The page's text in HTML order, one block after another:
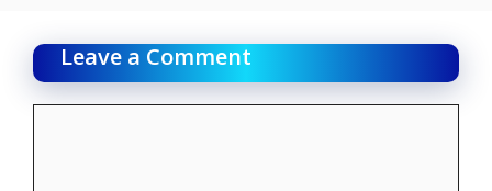
Leave a Comment